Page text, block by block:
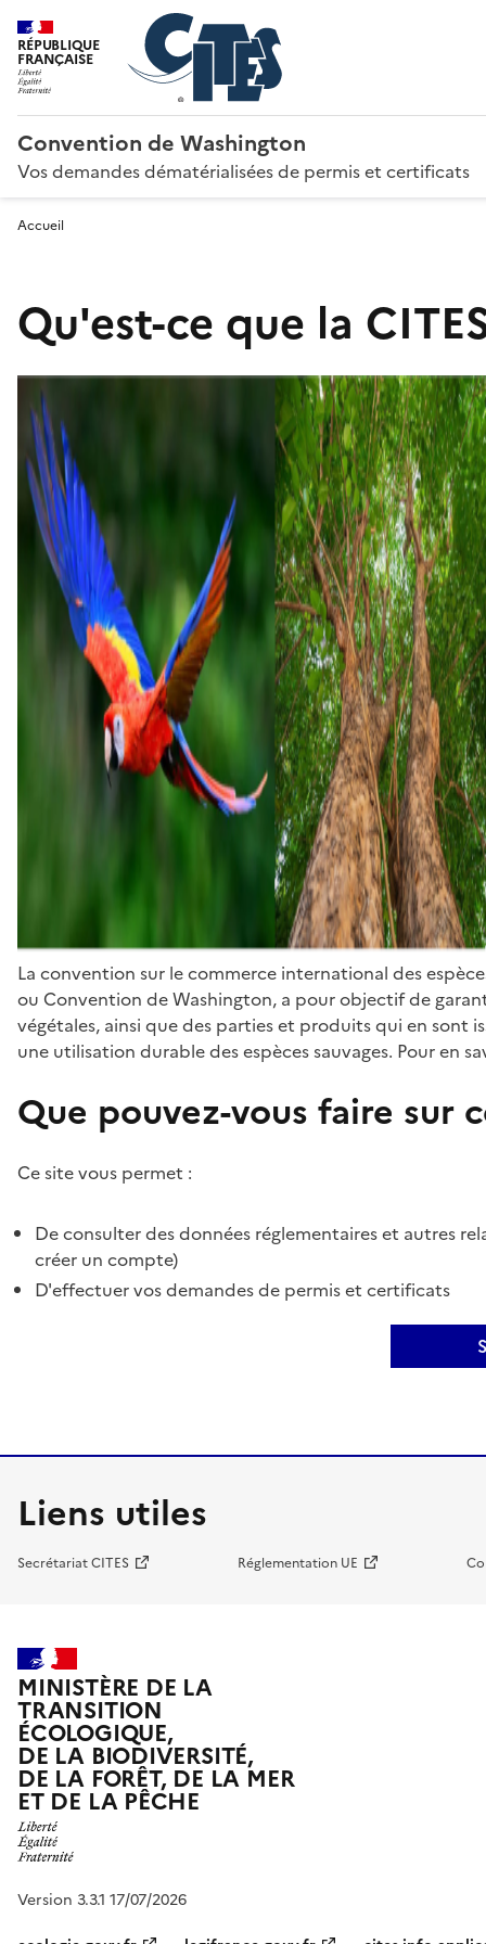
RÉPUBLIQUE
FRANÇAISE
Convention de Washington
Vos demandes dématérialisées de permis et certificats
Accueil
Qu'est-ce que la
La convention sur le commerce international des
ou Convention de Washington, a pour objectif de
végétales, ainsi que des parties et produits qui en sont
une utilisation durable des espèces sauvages. Pour en
Que pouvez-vous faire sur
Ce site vous permet :
De consulter des données réglementaires et autres
créer un compte)
D'effectuer vos demandes de permis et certificats
Liens utiles
Secrétariat CITES Réglementation UE
MINISTÈRE DE LA
TRANSITION
ÉCOLOGIQUE,
DE LA BIODIVERSITÉ,
DE LA FORÊT, DE LA MER
ET DE LA PÊCHE
Version 3.3.1 17/07/2026